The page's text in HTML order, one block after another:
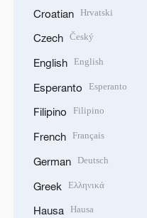
Croatian Hrvatski
Czech Český
English English
Esperanto Esperanto
Filipino Filipino
French Français
German Deutsch
Greek Ελληνικά
Hausa Hausa